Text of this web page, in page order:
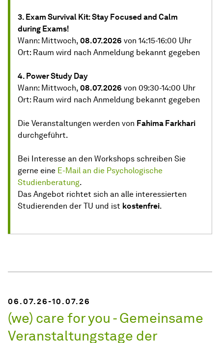
3. Exam Survival Kit: Stay Focused and Calm
during Exams!
Wann: Mittwoch, 08.07.2026 von 14:15-16:00 Uhr
Ort: Raum wird nach Anmeldung bekannt gegeben
4. Power Study Day
Wann: Mittwoch, 08.07.2026 von 09:30-14:00 Uhr
Ort: Raum wird nach Anmeldung bekannt gegeben
Die Veranstaltungen werden von Fahima Farkhari
durchgeführt.
Bei Interesse an den Workshops schreiben Sie
gerne eine E-Mail an die Psychologische
Studienberatung.
Das Angebot richtet sich an alle interessierten
Studierenden der TU und ist kostenfrei.
06.07.26-10.07.26
(we) care for you - Gemeinsame
Veranstaltungstage der